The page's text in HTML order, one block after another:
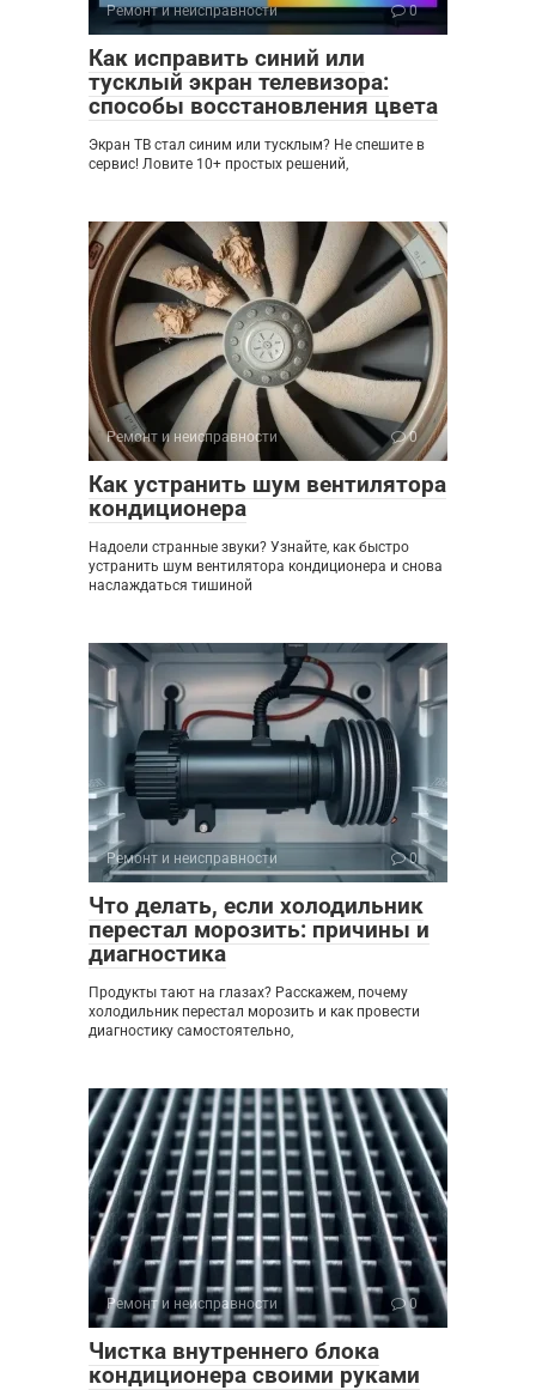
Ремонт и неисправности 0
Как исправить синий или
тусклый экран телевизора:
способы восстановления цвета
Экран ТВ стал синим или тусклым? Не спешите в
сервис! Ловите 10+ простых решений,
Ремонт и неисправности 0
Как устранить шум вентилятора
кондиционера
Надоели странные звуки? Узнайте, как быстро
устранить шум вентилятора кондиционера и снова
наслаждаться тишиной
Ремонт и неисправности 0
Что делать, если холодильник
перестал морозить: причины и
диагностика
Продукты тают на глазах? Расскажем, почему
холодильник перестал морозить и как провести
диагностику самостоятельно,
Ремонт и неисправности 0
Чистка внутреннего блока
кондиционера своими руками